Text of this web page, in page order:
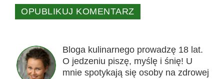
Bloga kulinarnego prowadzę 18 lat.
O jedzeniu piszę, myślę i śnię! U
mnie spotykają się osoby na zdrowej